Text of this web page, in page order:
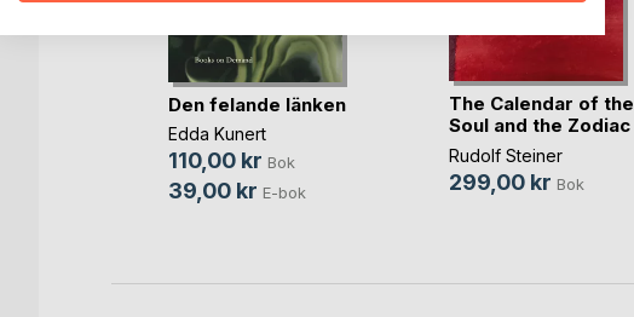
Den felande länken
Edda Kunert
110,00 kr Bok
39,00 kr E-bok
The Calendar of the
Soul and the Zodiac
Rudolf Steiner
299,00 kr Bok